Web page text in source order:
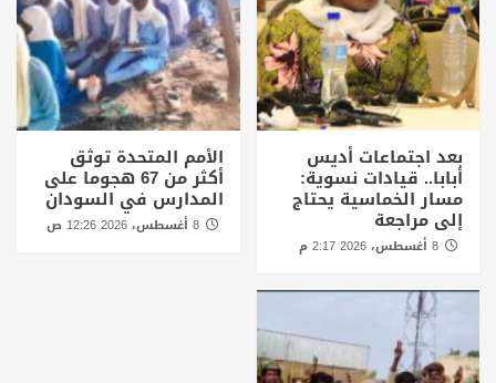
بعد اجتماعات أديس
أبابا.. قيادات نسوية:
مسار الخماسية يحتاج
إلى مراجعة
الأمم المتحدة توثق
أكثر من 67 هجوما على
المدارس في السودان
8 أغسطس، 2026 12:26 ص